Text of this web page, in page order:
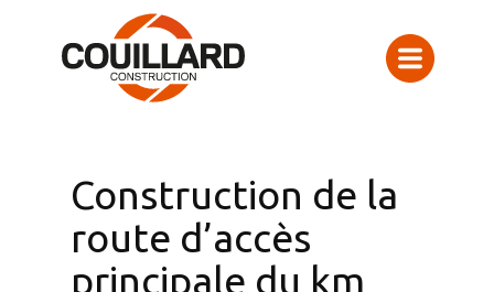
Construction de la
route d’accès
principale du km